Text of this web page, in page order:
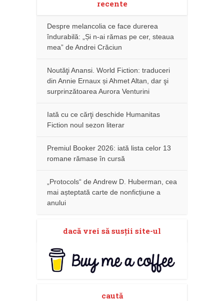
recente
Despre melancolia ce face durerea
îndurabilă: „Și n-ai rămas pe cer, steaua
mea” de Andrei Crăciun
Noutăţi Anansi. World Fiction: traduceri
din Annie Ernaux și Ahmet Altan, dar şi
surprinzătoarea Aurora Venturini
Iată cu ce cărţi deschide Humanitas
Fiction noul sezon literar
Premiul Booker 2026: iată lista celor 13
romane rămase în cursă
„Protocols“ de Andrew D. Huberman, cea
mai așteptată carte de nonficțiune a
anului
dacă vrei să susţii site-ul
caută